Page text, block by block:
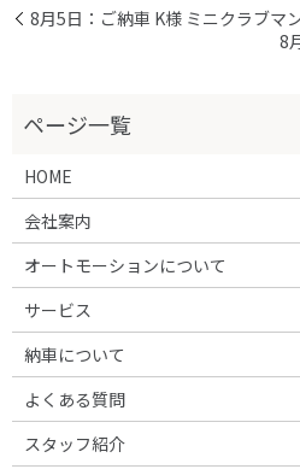
8月5日：ご納車 K様 ミニクラブマ
8
HOME
会社案内
オートモーションについて
サービス
納車について
よくある質問
スタッフ紹介